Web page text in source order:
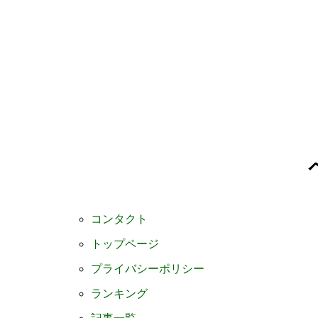
コンタクト
トップページ
プライバシーポリシー
ランキング